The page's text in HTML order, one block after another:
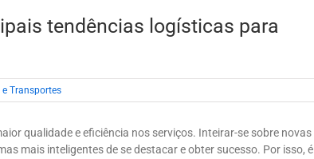
tendências logísticas para
e Transportes
qualidade e eficiência nos serviços. Inteirar-se sobre novas
mais inteligentes de se destacar e obter sucesso. Por isso, é